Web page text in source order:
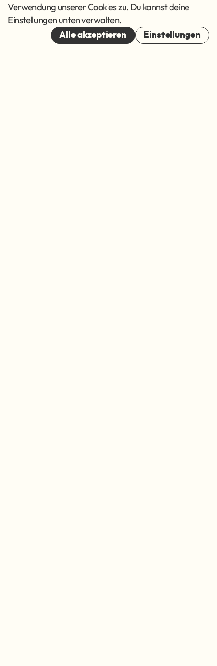
© 2026
Verwendung unserer Cookies zu. Du kannst deine
Einstellungen unten verwalten.
Alle akzeptieren Einstellungen